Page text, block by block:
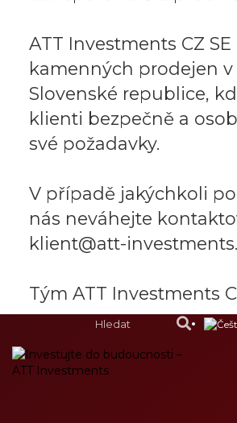
ATT Investments CZ SE
kamenných prodejen v
Slovenské republice,
klienti bezpečně a
své požadavky.
V případě jakýchkoli
nás neváhejte
klient@att-
Tým ATT Investments